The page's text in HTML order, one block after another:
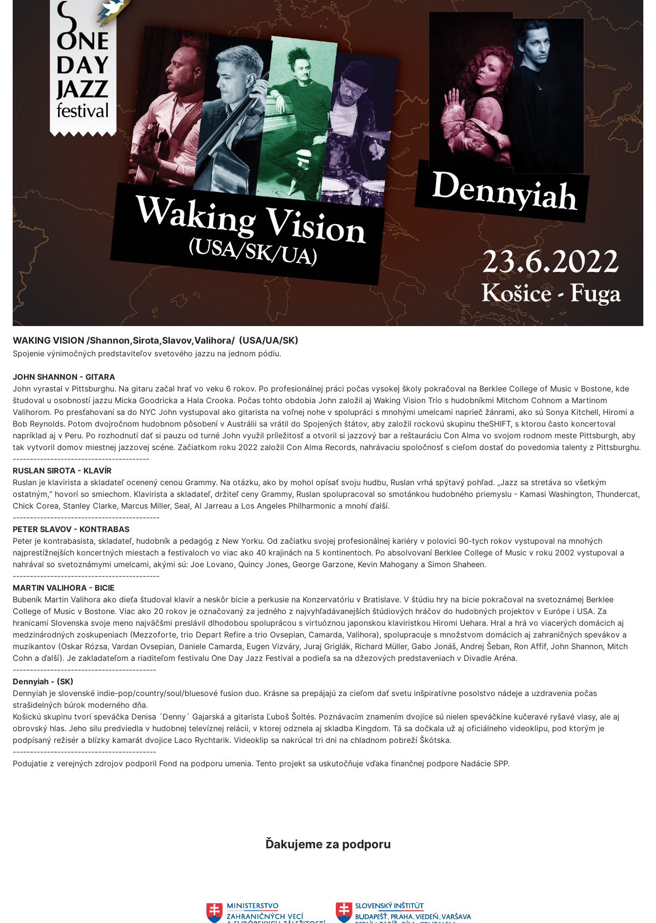
WAKING VISION /Shannon,Sirota,Slavov,Valihora/ (USA/UA/SK)
Spojenie výnimočných predstaviteľov svetového jazzu na jednom pódiu.
JOHN SHANNON - GITARA
John vyrastal v Pittsburghu. Na gitaru začal hrať vo veku 6 rokov. Po profesionálnej práci počas vysokej školy pokračoval na Berklee College of Music v Bostone, kde
študoval u osobností jazzu Micka Goodricka a Hala Crooka. Počas tohto obdobia John založil aj Waking Vision Trio s hudobníkmi Mitchom Cohnom a Martinom
Valihorom. Po presťahovaní sa do NYC John vystupoval ako gitarista na voľnej nohe v spolupráci s mnohými umelcami naprieč žánrami, ako sú Sonya Kitchell, Hiromi a
Bob Reynolds. Potom dvojročnom hudobnom pôsobení v Austrálii sa vrátil do Spojených štátov, aby založil rockovú skupinu theSHIFT, s ktorou často koncertoval
napríklad aj v Peru. Po rozhodnutí dať si pauzu od turné John využil príležitosť a otvoril si jazzový bar a reštauráciu Con Alma vo svojom rodnom meste Pittsburgh, aby
tak vytvoril domov miestnej jazzovej scéne. Začiatkom roku 2022 založil Con Alma Records, nahrávaciu spoločnosť s cieľom dostať do povedomia talenty z Pittsburghu.
----------------------------------------
RUSLAN SIROTA - KLAVÍR
Ruslan je klavirista a skladateľ ocenený cenou Grammy. Na otázku, ako by mohol opísať svoju hudbu, Ruslan vrhá spýtavý pohľad. „Jazz sa stretáva so všetkým
ostatným,“ hovorí so smiechom. Klavirista a skladateľ, držiteľ ceny Grammy, Ruslan spolupracoval so smotánkou hudobného priemyslu - Kamasi Washington, Thundercat,
Chick Corea, Stanley Clarke, Marcus Miller, Seal, Al Jarreau a Los Angeles Philharmonic a mnohí ďalší.
-------------------------------------------
PETER SLAVOV - KONTRABAS
Peter je kontrabasista, skladateľ, hudobník a pedagóg z New Yorku. Od začiatku svojej profesionálnej kariéry v polovici 90-tych rokov vystupoval na mnohých
najprestížnejších koncertných miestach a festivaloch vo viac ako 40 krajinách na 5 kontinentoch. Po absolvovaní Berklee College of Music v roku 2002 vystupoval a
nahrával so svetoznámymi umelcami, akými sú: Joe Lovano, Quincy Jones, George Garzone, Kevin Mahogany a Simon Shaheen.
-------------------------------------------
MARTIN VALIHORA - BICIE
Bubeník Martin Valihora ako dieťa študoval klavír a neskôr bicie a perkusie na Konzervatóriu v Bratislave. V štúdiu hry na bicie pokračoval na svetoznámej Berklee
College of Music v Bostone. Viac ako 20 rokov je označovaný za jedného z najvyhľadávanejších štúdiových hráčov do hudobných projektov v Európe i USA. Za
hranicami Slovenska svoje meno najväčšmi preslávil dlhodobou spoluprácou s virtuóznou japonskou klaviristkou Hiromi Uehara. Hral a hrá vo viacerých domácich aj
medzinárodných zoskupeniach (Mezzoforte, trio Depart Refire a trio Ovsepian, Camarda, Valihora), spolupracuje s množstvom domácich aj zahraničných spevákov a
muzikantov (Oskar Rózsa, Vardan Ovsepian, Daniele Camarda, Eugen Vizváry, Juraj Griglák, Richard Müller, Gabo Jonáš, Andrej Šeban, Ron Affif, John Shannon, Mitch
Cohn a ďalší). Je zakladateľom a riaditeľom festivalu One Day Jazz Festival a podieľa sa na džezových predstaveniach v Divadle Aréna.
------------------------------------------
Dennyiah - (SK)
Dennyiah je slovenské indie-pop/country/soul/bluesové fusion duo. Krásne sa prepájajú za cieľom dať svetu inšpiratívne posolstvo nádeje a uzdravenia počas
strašidelných búrok moderného dňa.
Košickú skupinu tvorí speváčka Denisa ´Denny´ Gajarská a gitarista Ľuboš Šoltés. Poznávacím znamením dvojice sú nielen speváčkine kučeravé ryšavé vlasy, ale aj
obrovský hlas. Jeho silu predviedla v hudobnej televíznej relácii, v ktorej odznela aj skladba Kingdom. Tá sa dočkala už aj oficiálneho videoklipu, pod ktorým je
podpísaný režisér a blízky kamarát dvojice Laco Rychtarik. Videoklip sa nakrúcal tri dni na chladnom pobreží Škótska.
------------------------------------------
Podujatie z verejných zdrojov podporil Fond na podporu umenia. Tento projekt sa uskutočňuje vďaka finančnej podpore Nadácie SPP.
Ďakujeme za podporu